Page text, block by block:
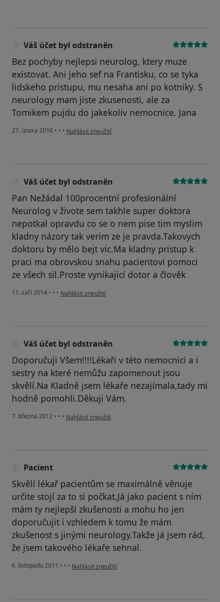
Váš účet byl odstraněn
Bez pochyby nejlepsi neurolog, ktery muze
existovat. Ani jeho sef na Frantisku, co se tyka
lidskeho pristupu, mu nesaha ani po kotniky. S
neurology mam jiste zkusenosti, ale za
Tomikem pujdu do jakekoliv nemocnice. Jana
27. února 2016 • • • podle názoru uživatele Váš účet byl odstraněn
Nahlásit zneužití
Váš účet byl odstraněn
Pan Nežádal 100procentní profesionální
Neurolog v živote sem takhle super doktora
nepotkal opravdu co se o nem pise tim myslim
kladny názory tak verim ze je pravda.Takovych
doktoru by mělo bejt vic.Ma kladny pristup k
praci ma obrovskou snahu pacientovi pomoci
ze všech sil.Proste vynikajicí dotor a člověk
11. září 2014 • • • podle názoru uživatele Váš účet byl odstraněn
Nahlásit zneužití
Váš účet byl odstraněn
Doporučuji Všem!!!!Lékaři v této nemocnici a i
sestry na které nemůžu zapomenout jsou
skvělí.Na Kladně jsem lékaře nezajímala,tady mi
hodně pomohli.Děkuji Vám.
7. března 2012 • • • podle názoru uživatele Váš účet byl odstraněn
Nahlásit zneužití
Pacient
Skvělí lékař pacientům se maximálně věnuje
určite stojí za to si počkat.Já jako pacient s ním
mám ty nejlepší zkušenosti a mohu ho jen
doporučujit i vzhledem k tomu že mám
zkušenost s jinými neurology.Takže já jsem rád,
že jsem takového lékaře sehnal.
6. listopadu 2011 • • • podle názoru uživatele Pacient
Nahlásit zneužití